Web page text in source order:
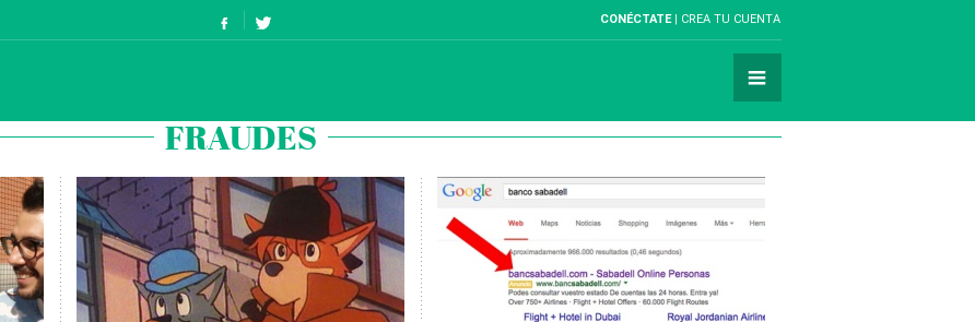
CONÉCTATE CREA TU CUENTA
FRAUDES